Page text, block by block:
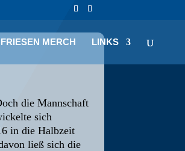
FRIESEN MERCH LINKS
die Mannschaft
sich
in die Halbzeit
ließ sich die